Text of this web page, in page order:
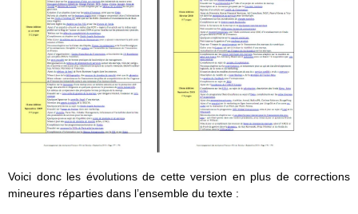
Voici donc les évolutions de cette version en plus de corrections
mineures réparties dans l’ensemble du texte :